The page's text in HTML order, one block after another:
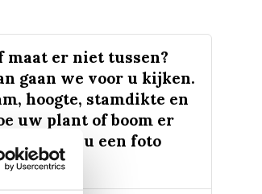
maat er niet tussen?
gaan we voor u kijken.
hoogte, stamdikte en
uw plant of boom er
kunnen u een foto